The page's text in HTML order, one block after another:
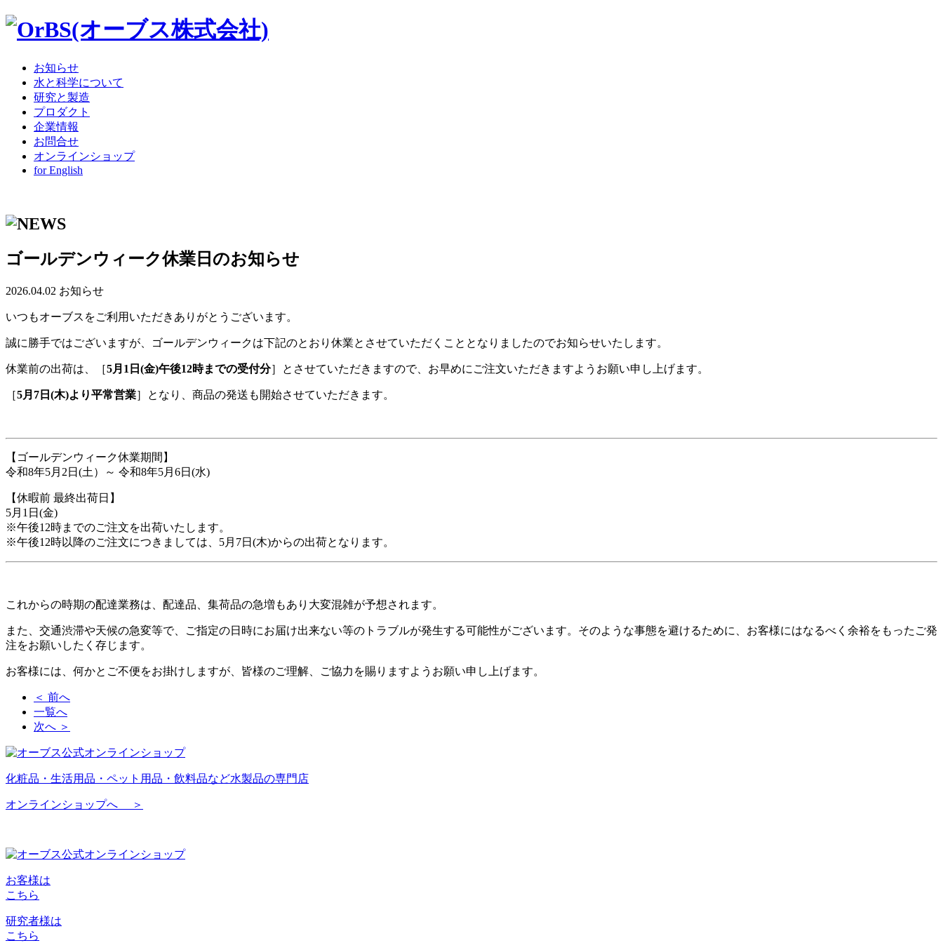
お知らせ
水と科学について
研究と製造
プロダクト
企業情報
お問合せ
オンラインショップ
for English
ゴールデンウィーク休業日のお知らせ
2026.04.02 お知らせ
いつもオーブスをご利用いただきありがとうございます。
誠に勝手ではございますが、ゴールデンウィークは下記のとおり休業とさせていただくこととなりましたのでお知らせいたします。
休業前の出荷は、［5月1日(金)午後12時までの受付分］とさせていただきますので、お早めにご注文いただきますようお願い申し上げます。
［5月7日(木)より平常営業］となり、商品の発送も開始させていただきます。
【ゴールデンウィーク休業期間】
令和8年5月2日(土）～ 令和8年5月6日(水)
【休暇前 最終出荷日】
5月1日(金)
※午後12時までのご注文を出荷いたします。
※午後12時以降のご注文につきましては、5月7日(木)からの出荷となります。
これからの時期の配達業務は、配達品、集荷品の急増もあり大変混雑が予想されます。
また、交通渋滞や天候の急変等で、ご指定の日時にお届け出来ない等のトラブルが発生する可能性がございます。そのような事態を避けるために、お客様にはなるべく余裕をもったご発
注をお願いしたく存じます。
お客様には、何かとご不便をお掛けしますが、皆様のご理解、ご協力を賜りますようお願い申し上げます。
＜ 前へ
一覧へ
次へ ＞
化粧品・生活用品・ペット用品・飲料品など水製品の専門店
オンラインショップへ ＞
お客様は
こちら
研究者様は
こちら